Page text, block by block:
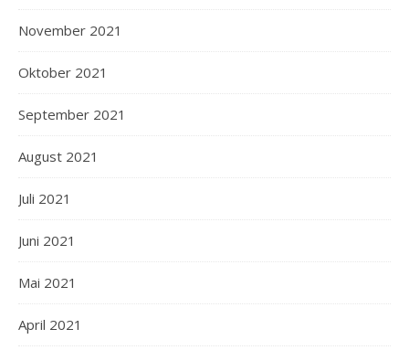
November 2021
Oktober 2021
September 2021
August 2021
Juli 2021
Juni 2021
Mai 2021
April 2021